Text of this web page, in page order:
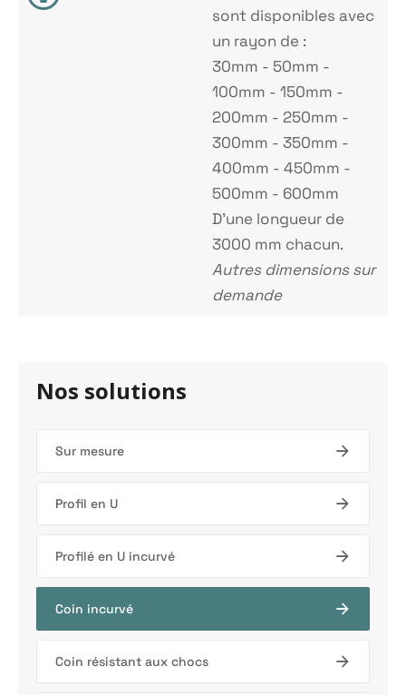
sont disponibles avec
un rayon de :
30mm - 50mm -
100mm - 150mm -
200mm - 250mm -
300mm - 350mm -
400mm - 450mm -
500mm - 600mm
D'une longueur de
3000 mm chacun.
Autres dimensions sur
demande
Nos solutions
Sur mesure
Profil en U
Profilé en U incurvé
Coin incurvé
Coin résistant aux chocs